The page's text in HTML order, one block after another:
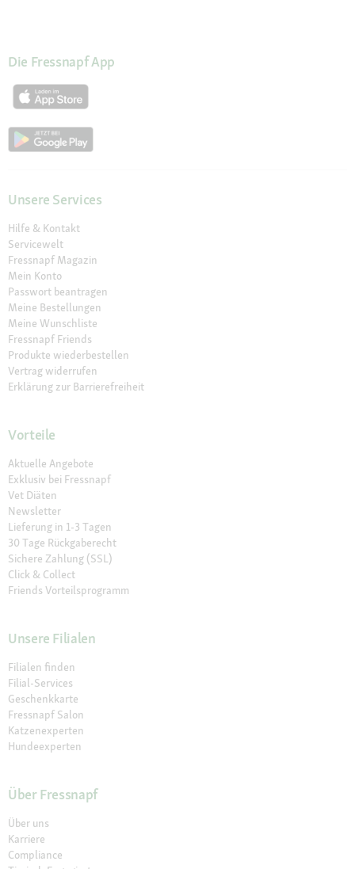
Die Fressnapf App
Unsere Services
Hilfe & Kontakt
Servicewelt
Fressnapf Magazin
Mein Konto
Passwort beantragen
Meine Bestellungen
Meine Wunschliste
Fressnapf Friends
Produkte wiederbestellen
Vertrag widerrufen
Erklärung zur Barrierefreiheit
Vorteile
Aktuelle Angebote
Exklusiv bei Fressnapf
Vet Diäten
Newsletter
Lieferung in 1-3 Tagen
30 Tage Rückgaberecht
Sichere Zahlung (SSL)
Click & Collect
Friends Vorteilsprogramm
Unsere Filialen
Filialen finden
Filial-Services
Geschenkkarte
Fressnapf Salon
Katzenexperten
Hundeexperten
Über Fressnapf
Über uns
Karriere
Compliance